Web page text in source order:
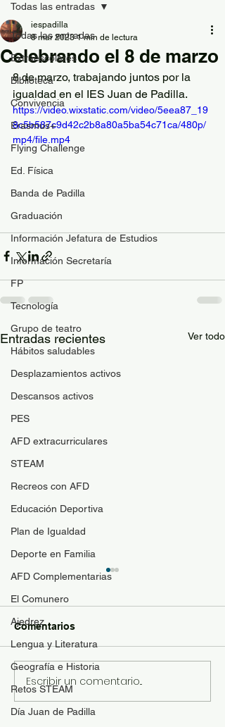
Todas las entradas
Extraescolares
Biblioteca
Convivencia
Erasmus+
Flying Challenge
Ed. Física
Banda de Padilla
Graduación
Información Jefatura de Estudios
Información Secretaría
FP
Tecnología
Grupo de teatro
Hábitos saludables
Desplazamientos activos
Descansos activos
PES
AFD extracurriculares
STEAM
Recreos con AFD
Educación Deportiva
Plan de Igualdad
Deporte en Familia
AFD Complementarias
El Comunero
Ajedrez
Lengua y Literatura
Geografía e Historia
Retos STEAM
Día Juan de Padilla
Todas las entradas
Celebrando el 8 de marzo
iespadilla
8 mar 2023 1 min de lectura
8 de marzo, trabajando juntos por la
igualdad en el IES Juan de Padilla.
https://video.wixstatic.com/video/5eea87_19
8c5b587c9d42c2b8a80a5ba54c71ca/480p/
mp4/file.mp4
Entradas recientes Ver todo
Revista "El Comunero"
nº31-2026
Comentarios
Escribir un comentario...